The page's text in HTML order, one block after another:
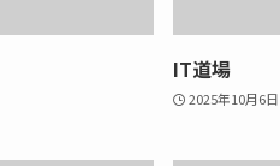
IT道場
2025年10月6日